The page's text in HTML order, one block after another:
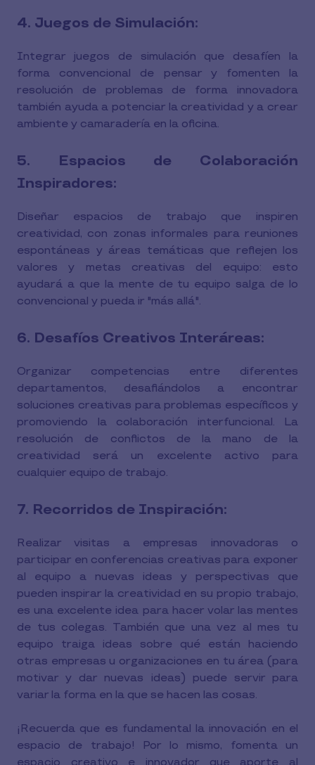
4. Juegos de Simulación:
Integrar juegos de simulación que desafíen la
forma convencional de pensar y fomenten la
resolución de problemas de forma innovadora
también ayuda a potenciar la creatividad y a crear
ambiente y camaradería en la oficina.
5. Espacios de Colaboración
Inspiradores:
Diseñar espacios de trabajo que inspiren
creatividad, con zonas informales para reuniones
espontáneas y áreas temáticas que reflejen los
valores y metas creativas del equipo: esto
ayudará a que la mente de tu equipo salga de lo
convencional y pueda ir "más allá".
6. Desafíos Creativos Interáreas:
Organizar competencias entre diferentes
departamentos, desafiándolos a encontrar
soluciones creativas para problemas específicos y
promoviendo la colaboración interfuncional. La
resolución de conflictos de la mano de la
creatividad será un excelente activo para
cualquier equipo de trabajo.
7. Recorridos de Inspiración:
Realizar visitas a empresas innovadoras o
participar en conferencias creativas para exponer
al equipo a nuevas ideas y perspectivas que
pueden inspirar la creatividad en su propio trabajo,
es una excelente idea para hacer volar las mentes
de tus colegas. También que una vez al mes tu
equipo traiga ideas sobre qué están haciendo
otras empresas u organizaciones en tu área (para
motivar y dar nuevas ideas) puede servir para
variar la forma en la que se hacen las cosas.
¡Recuerda que es fundamental la innovación en el
espacio de trabajo! Por lo mismo, fomenta un